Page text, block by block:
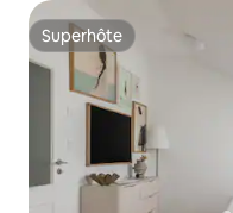
Superhôte
Superhôte